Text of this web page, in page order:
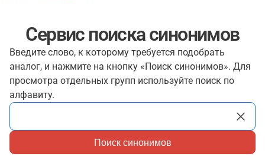
Сервис поиска синонимов
Введите слово, к которому требуется подобрать
аналог, и нажмите на кнопку «Поиск синонимов». Для
просмотра отдельных групп используйте поиск по
алфавиту.
Поиск синонимов